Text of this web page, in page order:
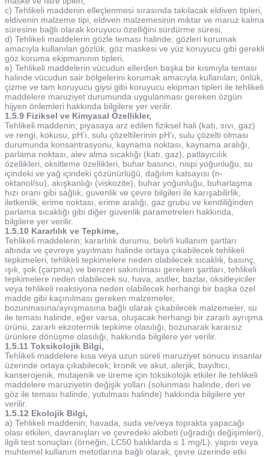
c) Tehlikeli maddenin elleçlenmesi sırasında takılacak eldiven tipleri,
eldivenin malzeme tipi, eldiven malzemesinin miktar ve maruz kalma
süresine bağlı olarak koruyucu özelliğini sürdürme süresi,
d) Tehlikeli maddelerin gözle teması halinde; gözleri korumak
amacıyla kullanılan gözlük, göz maskesi ve yüz koruyucu gibi gerekli
göz koruma ekipmanının tipleri,
e) Tehlikeli maddelerin vücudun ellerden başka bir kısmıyla teması
halinde vücudun sair bölgelerini korumak amacıyla kullanılan; önlük,
çizme ve tam koruyucu giysi gibi koruyucu ekipman tipleri ile tehlikeli
maddelere maruziyet durumunda uygulanması gereken özgün
hijyen önlemleri hakkında bilgilere yer verilir.
1.5.9 Fiziksel ve Kimyasal Özellikler,
Tehlikeli maddenin; piyasaya arz edilen fiziksel hali (katı, sıvı, gaz)
ve rengi, kokusu, pH’ı, sulu çözeltilerinin pH’ı, sulu çözelti olması
durumunda konsantrasyonu, kaynama noktası, kaynama aralığı,
parlama noktası, alev alma sıcaklığı (katı, gaz), patlayıcılık
özellikleri, oksitleme özellikleri, buhar basıncı, nispi yoğunluğu, su
içindeki ve yağ içindeki çözünürlüğü, dağılım katsayısı (n-
oktanol/su), akışkanlığı (viskozite), buhar yoğunluğu, buharlaşma
hızı oranı gibi sağlık, güvenlik ve çevre bilgileri ile karışabilirlik,
iletkenlik, erime noktası, erime aralığı, gaz grubu ve kendiliğinden
parlama sıcaklığı gibi diğer güvenlik parametreleri hakkında,
bilgilere yer verilir.
1.5.10 Kararlılık ve Tepkime,
Tehlikeli maddelerin; kararlılık durumu, belirli kullanım şartları
altında ve çevreye yayılması halinde ortaya çıkabilecek tehlikeli
tepkimeleri, tehlikeli tepkimelere neden olabilecek sıcaklık, basınç,
ışık, şok (çarpma) ve benzeri sakınılması gereken şartları, tehlikeli
tepkimelere neden olabilecek su, hava, asitler, bazlar, oksitleyiciler
veya tehlikeli reaksiyona neden olabilecek herhangi bir başka özel
madde gibi kaçınılması gereken malzemeler,
bozunmasına/ayrışmasına bağlı olarak çıkabilecek malzemeler, su
ile teması halinde, eğer varsa, oluşacak herhangi bir zararlı ayrışma
ürünü, zararlı ekzotermik tepkime olasılığı, bozunarak kararsız
ürünlere dönüşme olasılığı, hakkında bilgilere yer verilir.
1.5.11 Toksikolojik Bilgi,
Tehlikeli maddelere kısa veya uzun süreli maruziyet sonucu insanlar
üzerinde ortaya çıkabilecek; kronik ve akut, alerjik, bayıltıcı,
kanserojenik, mutajenik ve üreme için toksikolojik etkiler ile tehlikeli
maddelere maruziyetin değişik yolları (solunması halinde, deri ve
göz ile teması halinde, yutulması halinde) hakkında bilgilere yer
verilir.
1.5.12 Ekolojik Bilgi,
a) Tehlikeli maddenin; havada, suda ve/veya toprakta yapacağı
olası etkileri, davranışları ve çevredeki akıbeti (uğradığı değişimleri),
ilgili test sonuçları (örneğin, LC50 balıklarda ≤ 1 mg/L), yapısı veya
muhtemel kullanım metotlarına bağlı olarak, çevre üzerinde etki